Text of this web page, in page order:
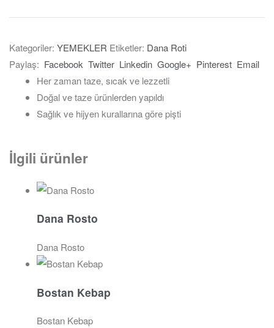
Kategoriler: YEMEKLER Etiketler: Dana Roti
Paylaş: Facebook Twitter Linkedin Google+ Pinterest Email
Her zaman taze, sıcak ve lezzetli
Doğal ve taze ürünlerden yapıldı
Sağlık ve hijyen kurallarına göre pişti
İlgili ürünler
Dana Rosto
Dana Rosto
Bostan Kebap
Bostan Kebap